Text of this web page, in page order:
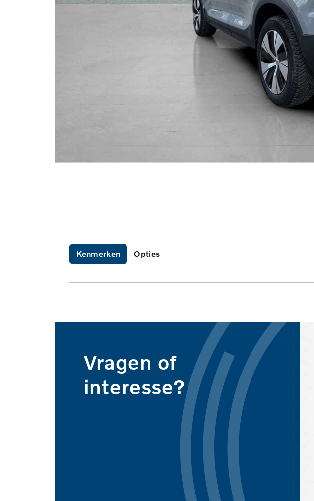
Kenmerken Opties
Vragen of
interesse?